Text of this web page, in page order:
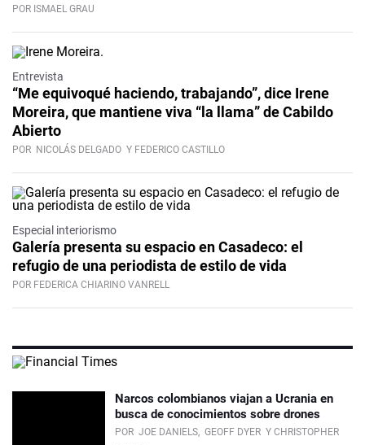
POR ISMAEL GRAU
Video
Entrevista
“Me equivoqué haciendo, trabajando”, dice Irene
Moreira, que mantiene viva “la llama” de Cabildo
Abierto
POR NICOLÁS DELGADO Y FEDERICO CASTILLO
Especial interiorismo
Galería presenta su espacio en Casadeco: el
refugio de una periodista de estilo de vida
POR FEDERICA CHIARINO VANRELL
Narcos colombianos viajan a Ucrania en
busca de conocimientos sobre drones
POR JOE DANIELS, GEOFF DYER Y CHRISTOPHER